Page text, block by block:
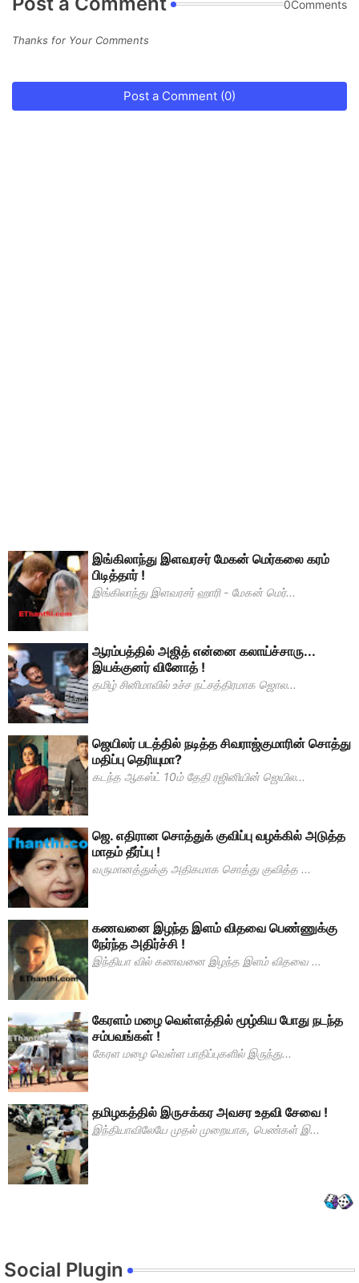
0Comments
Thanks for Your Comments
Post a Comment (0)
இங்கிலாந்து இளவரசர் மேகன் மெர்கலை கரம்
பிடித்தார் !
இங்கிலாந்து இளவரசர் ஹாரி - மேகன் மெர்...
ஆரம்பத்தில் அஜித் என்னை கலாய்ச்சாரு...
இயக்குனர் வினோத் !
தமிழ் சினிமாவில் உச்ச நட்சத்திரமாக ஜொல...
ஜெயிலர் படத்தில் நடித்த சிவராஜ்குமாரின் சொத்து
மதிப்பு தெரியுமா?
கடந்த ஆகஸ்ட் 10ம் தேதி ரஜினியின் ஜெயில...
ஜெ. எதிரான சொத்துக் குவிப்பு வழக்கில் அடுத்த
மாதம் தீர்ப்பு !
வருமானத்துக்கு அதிகமாக சொத்து குவித்த ...
கணவனை இழந்த இளம் விதவை பெண்ணுக்கு
நேர்ந்த அதிர்ச்சி !
இந்தியா வில் கணவனை இழந்த இளம் விதவை ...
கேரளம் மழை வெள்ளத்தில் மூழ்கிய போது நடந்த
சம்பவங்கள் !
கேரள மழை வெள்ள பாதிப்புகளில் இருந்து...
தமிழகத்தில் இருசக்கர அவசர உதவி சேவை !
இந்தியாவிலேயே முதல் முறையாக, பெண்கள் இ...
Social Plugin